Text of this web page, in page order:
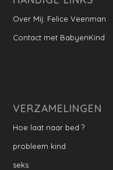
Over Mij: Felice Veenman
Contact met BabyenKind
VERZAMELINGEN
Hoe laat naar bed ?
probleem kind
seks